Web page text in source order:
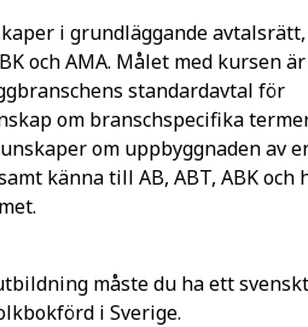
i grundläggande avtalsrätt,
och AMA. Målet med kursen
standardavtal för
om branschspecifika
om uppbyggnaden av
känna till AB, ABT, ABK och
måste du ha ett svenskt
i Sverige.